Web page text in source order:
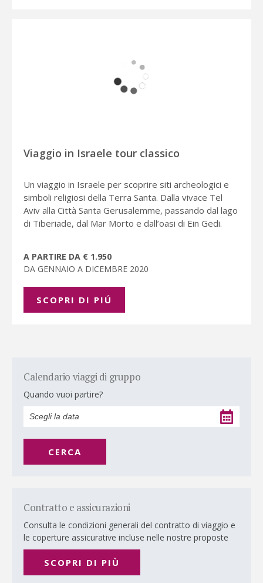
Viaggio in Israele tour classico
Un viaggio in Israele per scoprire siti archeologici e
simboli religiosi della Terra Santa. Dalla vivace Tel
Aviv alla Città Santa Gerusalemme, passando dal lago
di Tiberiade, dal Mar Morto e dall’oasi di Ein Gedi.
A PARTIRE DA € 1.950
DA GENNAIO A DICEMBRE 2020
SCOPRI DI PIÚ
Calendario viaggi di gruppo
Quando vuoi partire?
CERCA
Contratto e assicurazioni
Consulta le condizioni generali del contratto di viaggio e
le coperture assicurative incluse nelle nostre proposte
SCOPRI DI PIÙ